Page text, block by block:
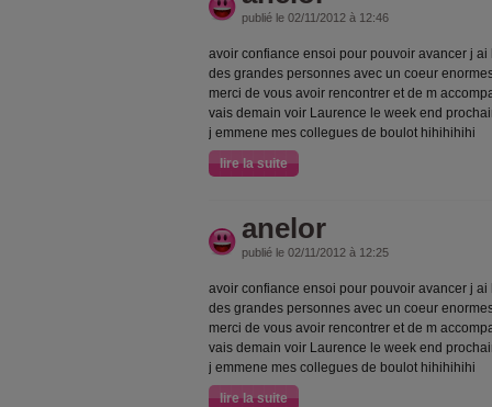
publié le 02/11/2012 à 12:46
avoir confiance ensoi pour pouvoir avancer j
des grandes personnes avec un coeur
merci de vous avoir rencontrer et de m
vais demain voir Laurence le week end
j emmene mes collegues de boulot hihihihihi
lire la suite
anelor
publié le 02/11/2012 à 12:25
avoir confiance ensoi pour pouvoir avancer j
des grandes personnes avec un coeur
merci de vous avoir rencontrer et de m
vais demain voir Laurence le week end
j emmene mes collegues de boulot hihihihihi
lire la suite